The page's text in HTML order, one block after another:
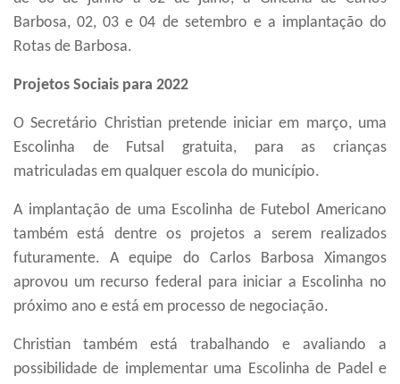
Barbosa, 02, 03 e 04 de setembro e a implantação do
Rotas de Barbosa.
Projetos Sociais para 2022
O Secretário Christian pretende iniciar em março, uma
Escolinha de Futsal gratuita, para as crianças
matriculadas em qualquer escola do município.
A implantação de uma Escolinha de Futebol Americano
também está dentre os projetos a serem realizados
futuramente. A equipe do Carlos Barbosa Ximangos
aprovou um recurso federal para iniciar a Escolinha no
próximo ano e está em processo de negociação.
Christian também está trabalhando e avaliando a
possibilidade de implementar uma Escolinha de Padel e